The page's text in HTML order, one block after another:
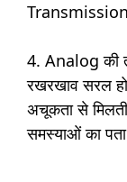
Transmission
4. Analog की
रखरखाव सरल
अचूकता से मिलती
समस्याओं का